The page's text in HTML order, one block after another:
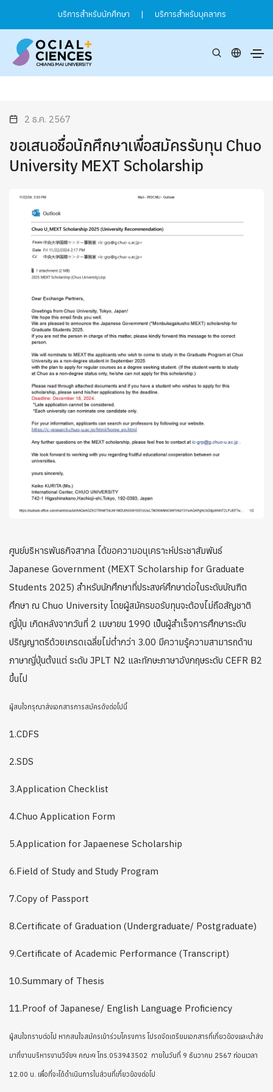
บริการสำหรับนักศึกษา | บริการสำหรับบุคลากร
2 ธ.ค. 2567
ขอเสนอชื่อนักศึกษาเพื่อสมัครรับทุน Chuo
University MEXT Scholarship
ศูนย์บริหารพันธกิจสากล ได้ขอความอนุเคราะห์ประชาสัมพันธ์
Japanese Government (MEXT Scholarship for Graduate
Students 2025) สำหรับนักศึกษาที่ประสงค์ศึกษาต่อในระดับบัณฑิต
ศึกษา ณ Chuo University โดยผู้สมัครขอรับทุนจะต้องไม่ถือสัญชาติ
ญี่ปุ่น เกิดหลังจากวันที่ 2 เมษายน 1990 เป็นผู้สำเร็จการศึกษาระดับ
ปริญญาตรีด้วยเกรดเฉลี่ยไม่ต่ำกว่า 3.00 มีความรู้ความสามารถด้าน
ภาษาญี่ปุ่นตั้งแต่ ระดับ JPLT N2 และทักษะภาษาอังกฤษระดับ CEFR B2
ขึ้นไป
ผู้สนใจกรุณาส่งเอกสารการสมัครดังต่อไปนี้
1.CDFS
2.SDS
3.Application Checklist
4.Chuo Application Form
5.Application for Japaenese Scholarship
6.Field of Study and Study Program
7.Copy of Passport
8.Certificate of Graduation (Undergraduate/ Postgraduate)
9.Certificate of Academic Performance (Transcript)
10.Summary of Thesis
11.Proof of Japanese/ English Language Proficiency
ผู้สนใจทราบต่อไป หากสนใจสมัครเข้าร่วมโครงการ โปรดจัดเตรียมเอกสารที่เกี่ยวข้องและนำส่ง
มาที่งานบริหารงานวิจัยฯ คณะฯ โทร.053943502 ภายในวันที่ 9 ธันวาคม 2567 ก่อนเวลา
12.00 น. เพื่อที่จะได้ดำเนินการในส่วนที่เกี่ยวข้องต่อไป